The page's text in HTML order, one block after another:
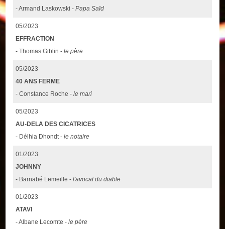
- Armand Laskowski -Papa Saïd
05/2023
EFFRACTION
- Thomas Giblin -le père
05/2023
40 ANS FERME
- Constance Roche -le mari
05/2023
AU-DELA DES CICATRICES
- Délhia Dhondt -le notaire
01/2023
JOHNNY
- Barnabé Lemeille -l'avocat du diable
01/2023
ATAVI
- Albane Lecomte -le père